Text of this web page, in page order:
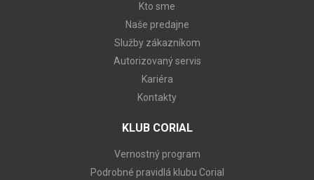
Kto sme
Naše predajne
Služby zákazníkom
Autorizovaný servis
Kariéra
Kontakty
KLUB CORIAL
Vernostný program
Podrobné pravidlá klubu Corial